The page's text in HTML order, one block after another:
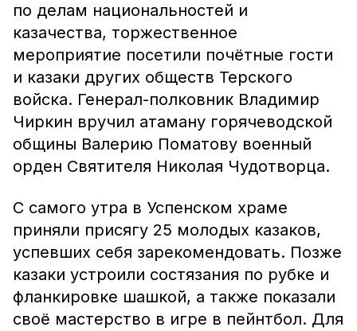
по делам национальностей и
казачества, торжественное
мероприятие посетили почётные гости
и казаки других обществ Терского
войска. Генерал-полковник Владимир
Чиркин вручил атаману горячеводской
общины Валерию Поматову военный
орден Святителя Николая Чудотворца.
С самого утра в Успенском храме
приняли присягу 25 молодых казаков,
успевших себя зарекомендовать. Позже
казаки устроили состязания по рубке и
фланкировке шашкой, а также показали
своё мастерство в игре в пейнтбол. Для